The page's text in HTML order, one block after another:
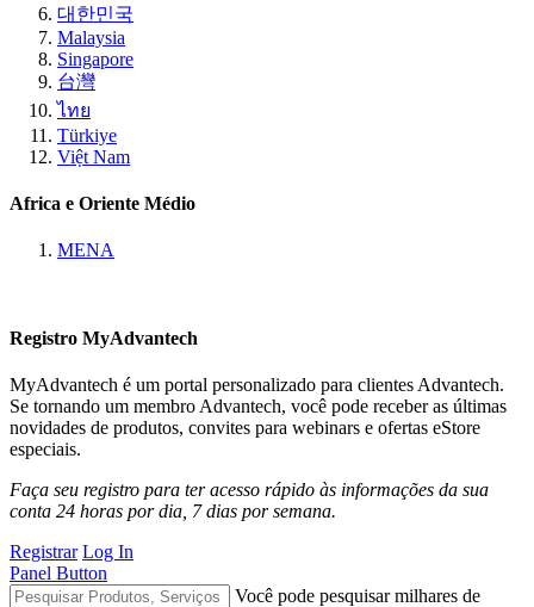
대한민국
Malaysia
Singapore
台灣
ไทย
Türkiye
Việt Nam
Africa e Oriente Médio
MENA
Registro MyAdvantech
MyAdvantech é um portal personalizado para clientes Advantech.
Se tornando um membro Advantech, você pode receber as últimas
novidades de produtos, convites para webinars e ofertas eStore
especiais.
Faça seu registro para ter acesso rápido às informações da sua
conta 24 horas por dia, 7 dias por semana.
Registrar Log In
Panel Button
Você pode pesquisar milhares de